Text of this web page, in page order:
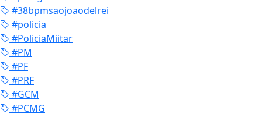
#38bpmsaojoaodelrei
#policia
#PoliciaMiitar
#PM
#PF
#PRF
#GCM
#PCMG